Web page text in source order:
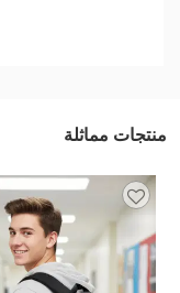
منتجات مماثلة